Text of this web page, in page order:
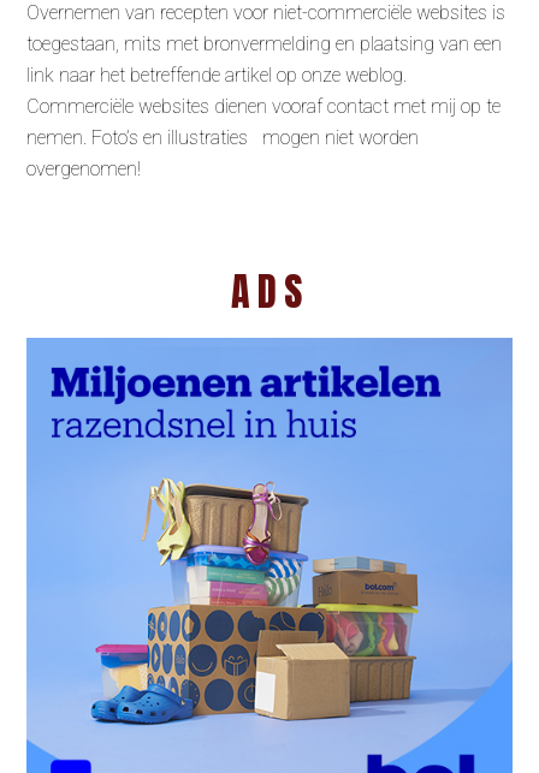
Overnemen van recepten voor niet-commerciële websites is
toegestaan, mits met bronvermelding en plaatsing van een
link naar het betreffende artikel op onze weblog.
Commerciële websites dienen vooraf contact met mij op te
nemen. Foto’s en illustraties mogen niet worden
overgenomen!
ADS